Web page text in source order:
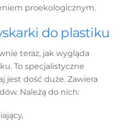
proekologicznym.
do plastiku
teraz, jak wygląda
To specjalistyczne
jest dość duże. Zawiera
Należą do nich: